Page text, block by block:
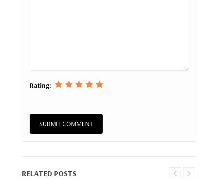
Rating:
RELATED POSTS